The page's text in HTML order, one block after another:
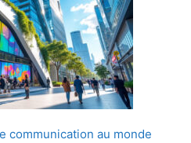
communication au monde